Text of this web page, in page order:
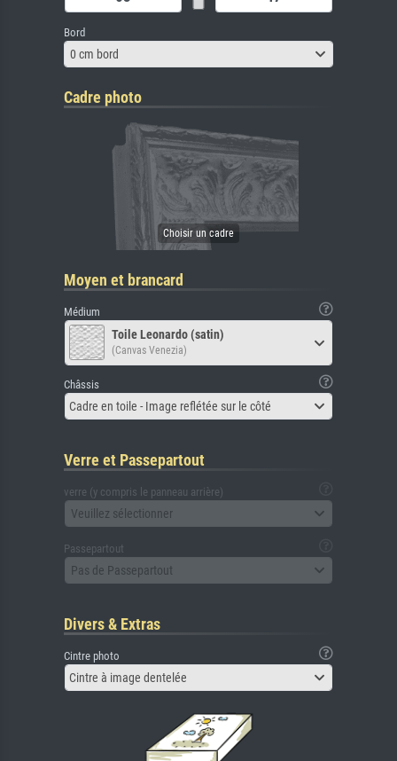
Bord
0 cm bord
Cadre photo
Moyen et brancard
Médium
Toile Leonardo (satin)
(Canvas Venezia)
Châssis
Cadre en toile - Image reflétée sur le côté
Verre et Passepartout
verre (y compris le panneau arrière)
Veuillez sélectionner
Passepartout
Pas de Passepartout
Divers & Extras
Cintre photo
Cintre à image dentelée